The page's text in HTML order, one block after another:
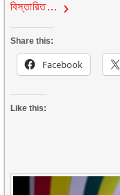
বিস্তারিত…
Share this:
Facebook
Like this: